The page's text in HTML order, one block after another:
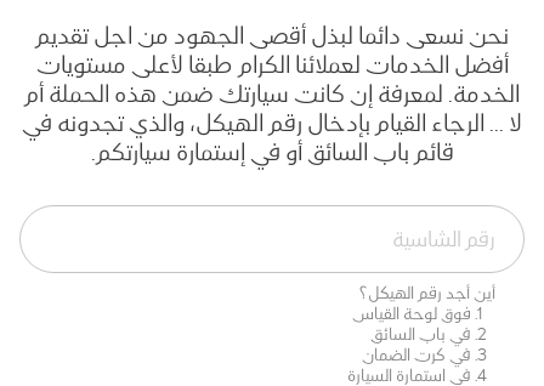
نحن نسعى دائما لبذل أقصى الجهود من اجل تقديم
أفضل الخدمات لعملائنا الكرام طبقا لأعلى مستويات
الخدمة. لمعرفة إن كانت سيارتك ضمن هذه الحملة أم
لا ... الرجاء القيام بإدخال رقم الهيكل، والذي تجدونه في
قائم باب السائق أو في إستمارة سيارتكم.
أين أجد رقم الهيكل؟
فوق لوحة القياس
في باب السائق
في كرت الضمان
في استمارة السيارة